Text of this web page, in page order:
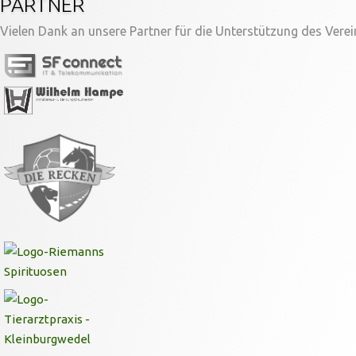
PARTNER
Vielen Dank an unsere Partner für die Unterstützung des